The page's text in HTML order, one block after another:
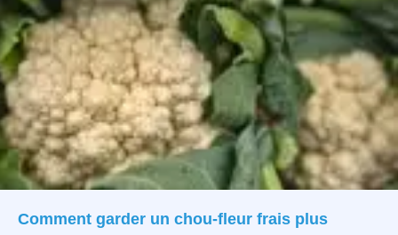
Comment garder un chou-fleur frais plus